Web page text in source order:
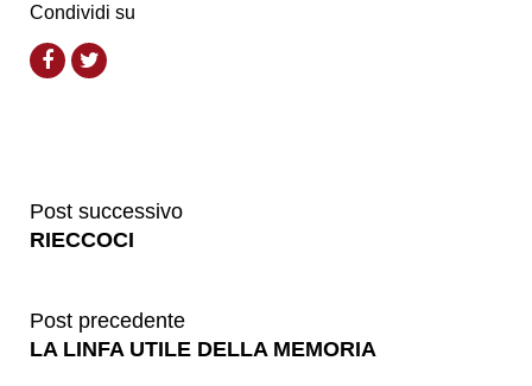
Condividi su
Post successivo
RIECCOCI
Post precedente
LA LINFA UTILE DELLA MEMORIA